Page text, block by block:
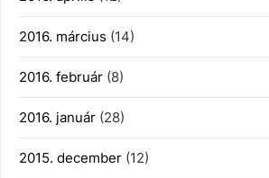
2016. március (14)
2016. február (8)
2016. január (28)
2015. december (12)